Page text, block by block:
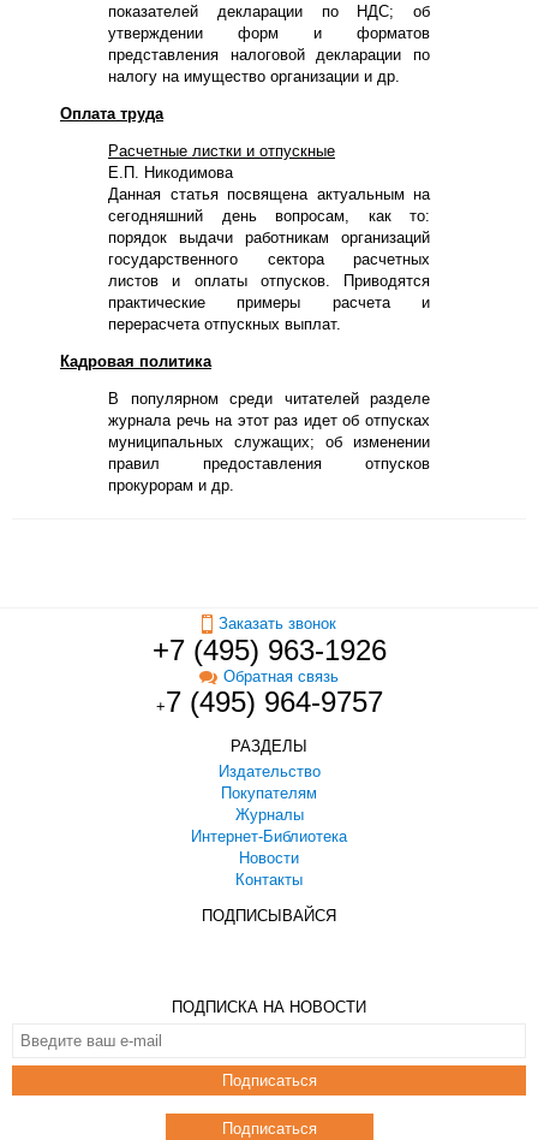
показателей декларации по НДС; об
утверждении форм и форматов
представления налоговой декларации по
налогу на имущество организации и др.
Оплата труда
Расчетные листки и отпускные
Е.П. Никодимова
Данная статья посвящена актуальным на
сегодняшний день вопросам, как то:
порядок выдачи работникам организаций
государственного сектора расчетных
листов и оплаты отпусков. Приводятся
практические примеры расчета и
перерасчета отпускных выплат.
Кадровая политика
В популярном среди читателей разделе
журнала речь на этот раз идет об отпусках
муниципальных служащих; об изменении
правил предоставления отпусков
прокурорам и др.
Заказать звонок
+7 (495) 963-1926
Обратная связь
+7 (495) 964-9757
РАЗДЕЛЫ
Издательство
Покупателям
Журналы
Интернет-Библиотека
Новости
Контакты
ПОДПИСЫВАЙСЯ
ПОДПИСКА НА НОВОСТИ
Подписаться
Подписаться